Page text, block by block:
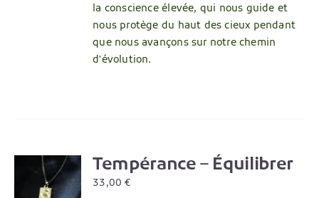
la conscience élevée, qui nous guide et
nous protège du haut des cieux pendant
que nous avançons sur notre chemin
d'évolution.
Tempérance – Équilibrer
33,00€